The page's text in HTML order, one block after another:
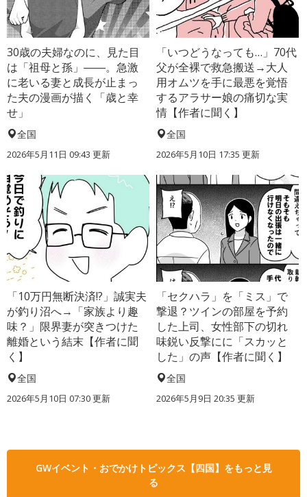
30歳の夫婦なのに、見た目
は「祖母と孫」――。急激
に老いる妻と成長が止まっ
た夫の漫画が描く「歳と幸
せ」
全国
2026年5月11日 09:43 更新
「いつどうなっても…」70代
父が全裸で救急搬送→大人
用オムツを手に最悪を覚悟
するアラサー娘の痛切な実
情【作者に聞く】
全国
2026年5月10日 17:35 更新
「10万円無断決済!?」誠実夫
が釣り沼へ→「家族より趣
味？」限界妻が突きつけた
離婚という結末【作者に聞
く】
全国
2026年5月10日 07:30 更新
「セクハラ」を「ミス」で
撃退？ツインの部屋を予約
した上司、女性部下の切れ
味鋭い反撃にに「スカッと
した」の声【作者に聞く】
全国
2026年5月9日 20:35 更新
GWイベント・おでかけトピックス【四国】をもっと見
る